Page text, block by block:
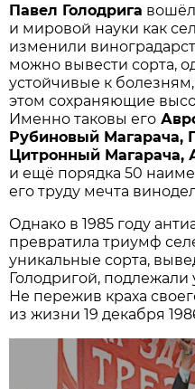
Павел Голодрига
и мировой науки как
изменили
можно вывести сорта,
устойчивые к
этом сохраняющие
Именно таковы его
Рубиновый Магарача,
Цитронный Магарача,
и ещё порядка 50
его труду мечта
Однако в 1985 году
превратила триумф
уникальные сорта,
Голодригой,
Не пережив краха
из жизни 19 декабря